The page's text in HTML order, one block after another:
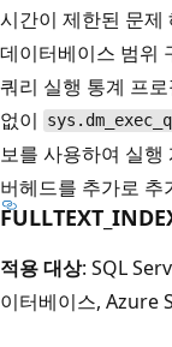
시간이 제한된 문제
데이터베이스 범위
쿼리 실행 통계 프
없이
보를 사용하여 실행
버헤드를 추가로 추
적용 대상: SQL
이터베이스, Azure